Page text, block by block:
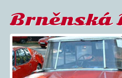
Brněnská